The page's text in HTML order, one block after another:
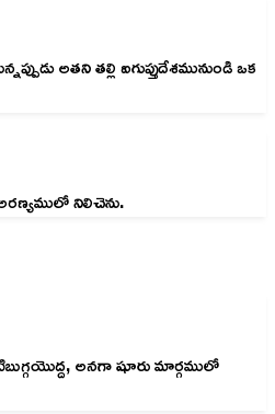
అతని తల్లి ఐగుప్తుదేశమునుండి ఒక
నిలిచెను.
అనగా షూరు మార్గములో